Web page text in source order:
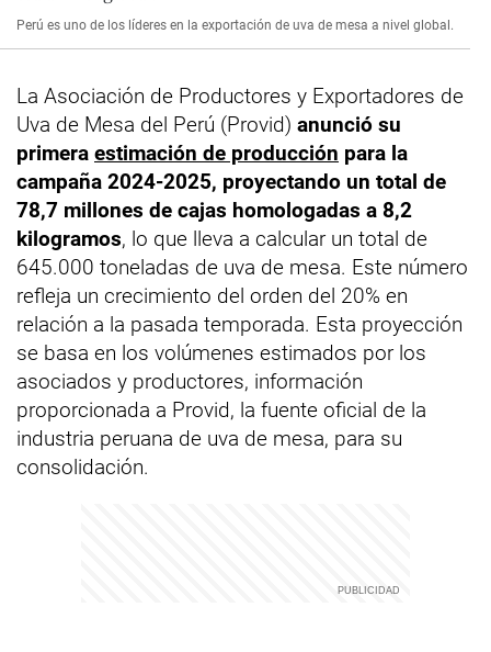
Perú es uno de los líderes en la exportación de uva de mesa a nivel global.
La Asociación de Productores y Exportadores de
Uva de Mesa del Perú (Provid) anunció su
primera estimación de producción para la
campaña 2024-2025, proyectando un total de
78,7 millones de cajas homologadas a 8,2
kilogramos, lo que lleva a calcular un total de
645.000 toneladas de uva de mesa. Este número
refleja un crecimiento del orden del 20% en
relación a la pasada temporada. Esta proyección
se basa en los volúmenes estimados por los
asociados y productores, información
proporcionada a Provid, la fuente oficial de la
industria peruana de uva de mesa, para su
consolidación.